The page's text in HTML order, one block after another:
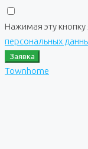
Нажимая эту
персональных
Заявка
Townhome